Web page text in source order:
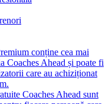
conține cea mai
Coaches Ahead și poate fi
care au achiziționat
Coaches Ahead sunt